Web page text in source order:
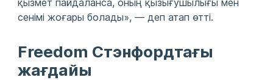
қызмет пайдаланса, оның қызығушылығы мен
сенімі жоғары болады», — деп атап өтті.
Freedom Стэнфордтағы
жағдайы